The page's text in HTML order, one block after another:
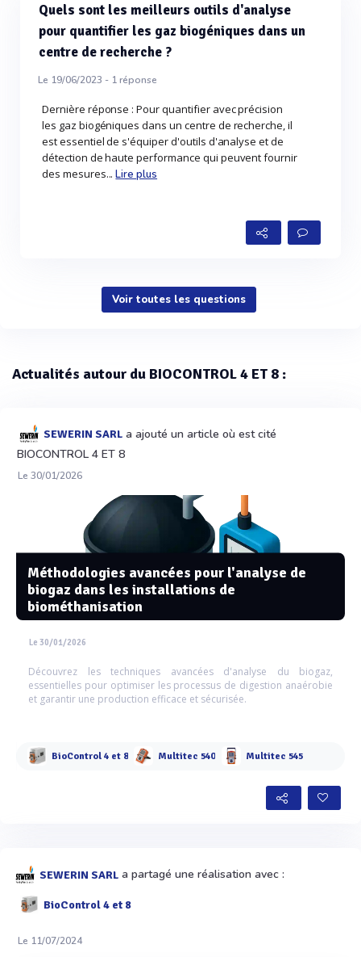
Quels sont les meilleurs outils d'analyse
pour quantifier les gaz biogéniques dans un
centre de recherche ?
Le 19/06/2023 - 1réponse
Dernière réponse : Pour quantifier avec précision
les gaz biogéniques dans un centre de recherche, il
est essentiel de s'équiper d'outils d'analyse et de
détection de haute performance qui peuvent fournir
des mesures...Lire plus
Voir toutes les questions
Actualités autour du BIOCONTROL 4 ET 8 :
SEWERIN SARL a ajouté un article où est cité
BIOCONTROL 4 ET 8
Le 30/01/2026
Méthodologies avancées pour l'analyse de
biogaz dans les installations de
biométhanisation
Le 30/01/2026
Découvrez les techniques avancées d'analyse du biogaz,
essentielles pour optimiser les processus de digestion anaérobie
et garantir une production efficace et sécurisée.
BioControl 4 et 8 Multitec 540 Multitec 545
SEWERIN SARL a partagé une réalisation avec :
BioControl 4 et 8
Le 11/07/2024